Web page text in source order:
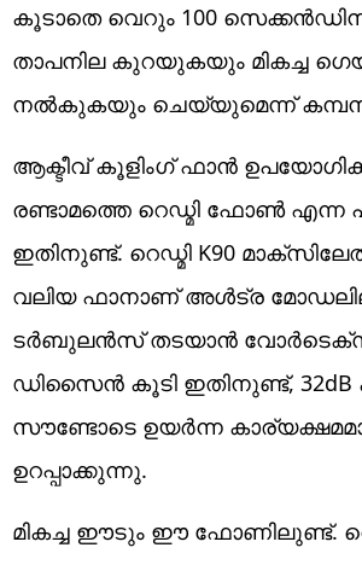
കൂടാതെ വെറും 100
താപനില കുറയുകയും മികച്ച
നൽകുകയും ചെയ്യുമെന്ന്
ആക്ടീവ് കൂളിംഗ് ഫാൻ
രണ്ടാമത്തെ റെഡ്മി ഫോൺ
ഇതിനുണ്ട്. റെഡ്മി K90
വലിയ ഫാനാണ് അ‌ൾട്ര
ടർബുലൻസ് തടയാൻ
ഡിസൈൻ കൂടി ഇതിനുണ്ട്,
സൗണ്ടോടെ ഉയർന്ന
ഉറപ്പാക്കുന്നു.
മികച്ച ഈടും ഈ ഫോണിലുണ്ട്.